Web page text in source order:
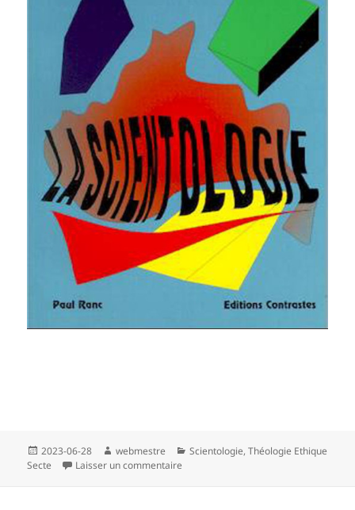
Publié
le
2023-06-28 Auteur
webmestre Catégories
Scientologie,Théologie Ethique
Secte
Laisser un commentaire